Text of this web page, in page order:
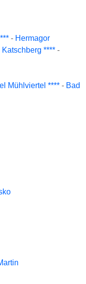
- Hermagor
**** -
Mühlviertel **** - Bad